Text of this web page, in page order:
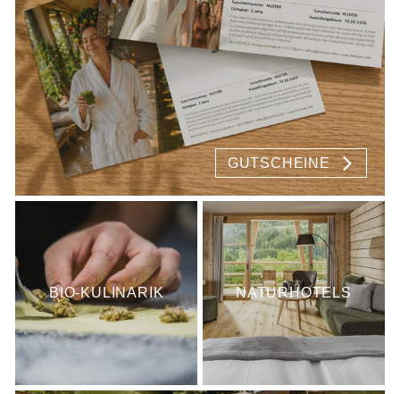
GUTSCHEINE
BIO-KULINARIK NATURHOTELS